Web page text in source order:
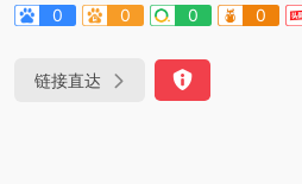
0
0 0 0
链接直达